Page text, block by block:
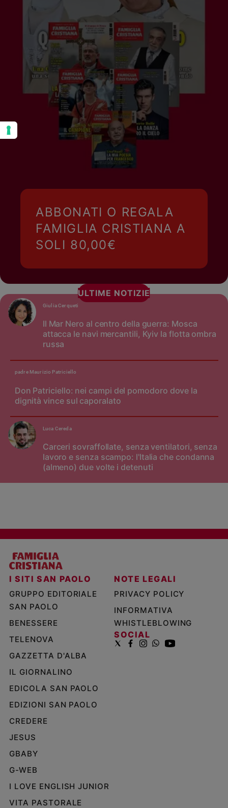
ABBONATI O REGALA
FAMIGLIA CRISTIANA A
SOLI 80,00€
ULTIME NOTIZIE
Il Mar Nero al centro della guerra: Mosca
attacca le navi mercantili, Kyiv la flotta ombra
russa
Giulia Cerqueti
Don Patriciello: nei campi del pomodoro dove la
dignità vince sul caporalato
padre Maurizio Patriciello
Carceri sovraffollate, senza ventilatori, senza
lavoro e senza scampo: l'Italia che condanna
(almeno) due volte i detenuti
Luca Cereda
I SITI SAN PAOLO
GRUPPO EDITORIALE
SAN PAOLO
BENESSERE
TELENOVA
GAZZETTA D'ALBA
IL GIORNALINO
EDICOLA SAN PAOLO
EDIZIONI SAN PAOLO
CREDERE
JESUS
GBABY
G-WEB
I LOVE ENGLISH JUNIOR
VITA PASTORALE
NOTE LEGALI
PRIVACY POLICY
INFORMATIVA
WHISTLEBLOWING
SOCIAL